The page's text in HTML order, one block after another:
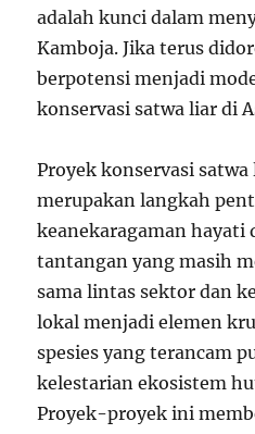
adalah kunci dalam
Kamboja. Jika terus
berpotensi menjadi
konservasi satwa liar di
Proyek konservasi
merupakan langkah
keanekaragaman hayati
tantangan yang masih
sama lintas sektor dan
lokal menjadi elemen
spesies yang terancam
kelestarian ekosistem
Proyek-proyek ini